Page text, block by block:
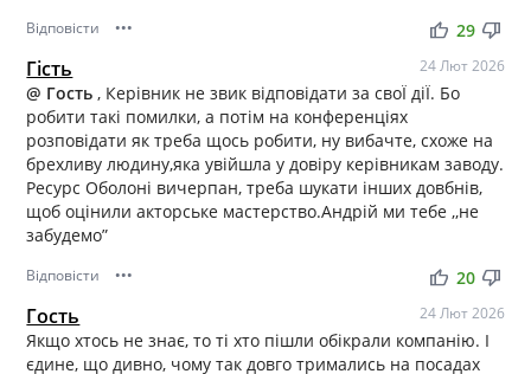
Відповісти ••• thumb_up thumb_down
29
Гість 24 Лют 2026
@ Гость , Керівник не звик відповідати за своЇ діЇ. Бо
робити такі помилки, а потім на конференціях
розповідати як треба щось робити, ну вибачте, схоже на
брехливу людину,яка увійшла у довіру керівникам заводу.
Ресурс Оболоні вичерпан, треба шукати інших довбнів,
щоб оцінили акторське мастерство.Андрій ми тебе ,,не
забудемо”
Відповісти ••• thumb_up thumb_down
20
Гость 24 Лют 2026
Якщо хтось не знає, то ті хто пішли обікрали компанію. І
єдине, що дивно, чому так довго тримались на посадах